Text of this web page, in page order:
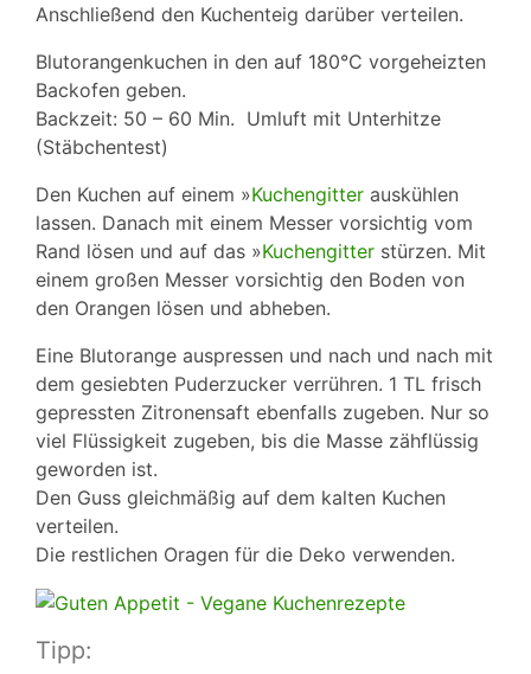
Anschließend den Kuchenteig darüber verteilen.
Blutorangenkuchen in den auf 180°C vorgeheizten
Backofen geben.
Backzeit: 50 – 60 Min. Umluft mit Unterhitze
(Stäbchentest)
Den Kuchen auf einem »Kuchengitter auskühlen
lassen. Danach mit einem Messer vorsichtig vom
Rand lösen und auf das »Kuchengitter stürzen. Mit
einem großen Messer vorsichtig den Boden von
den Orangen lösen und abheben.
Eine Blutorange auspressen und nach und nach mit
dem gesiebten Puderzucker verrühren. 1 TL frisch
gepressten Zitronensaft ebenfalls zugeben. Nur so
viel Flüssigkeit zugeben, bis die Masse zähflüssig
geworden ist.
Den Guss gleichmäßig auf dem kalten Kuchen
verteilen.
Die restlichen Oragen für die Deko verwenden.
Tipp: